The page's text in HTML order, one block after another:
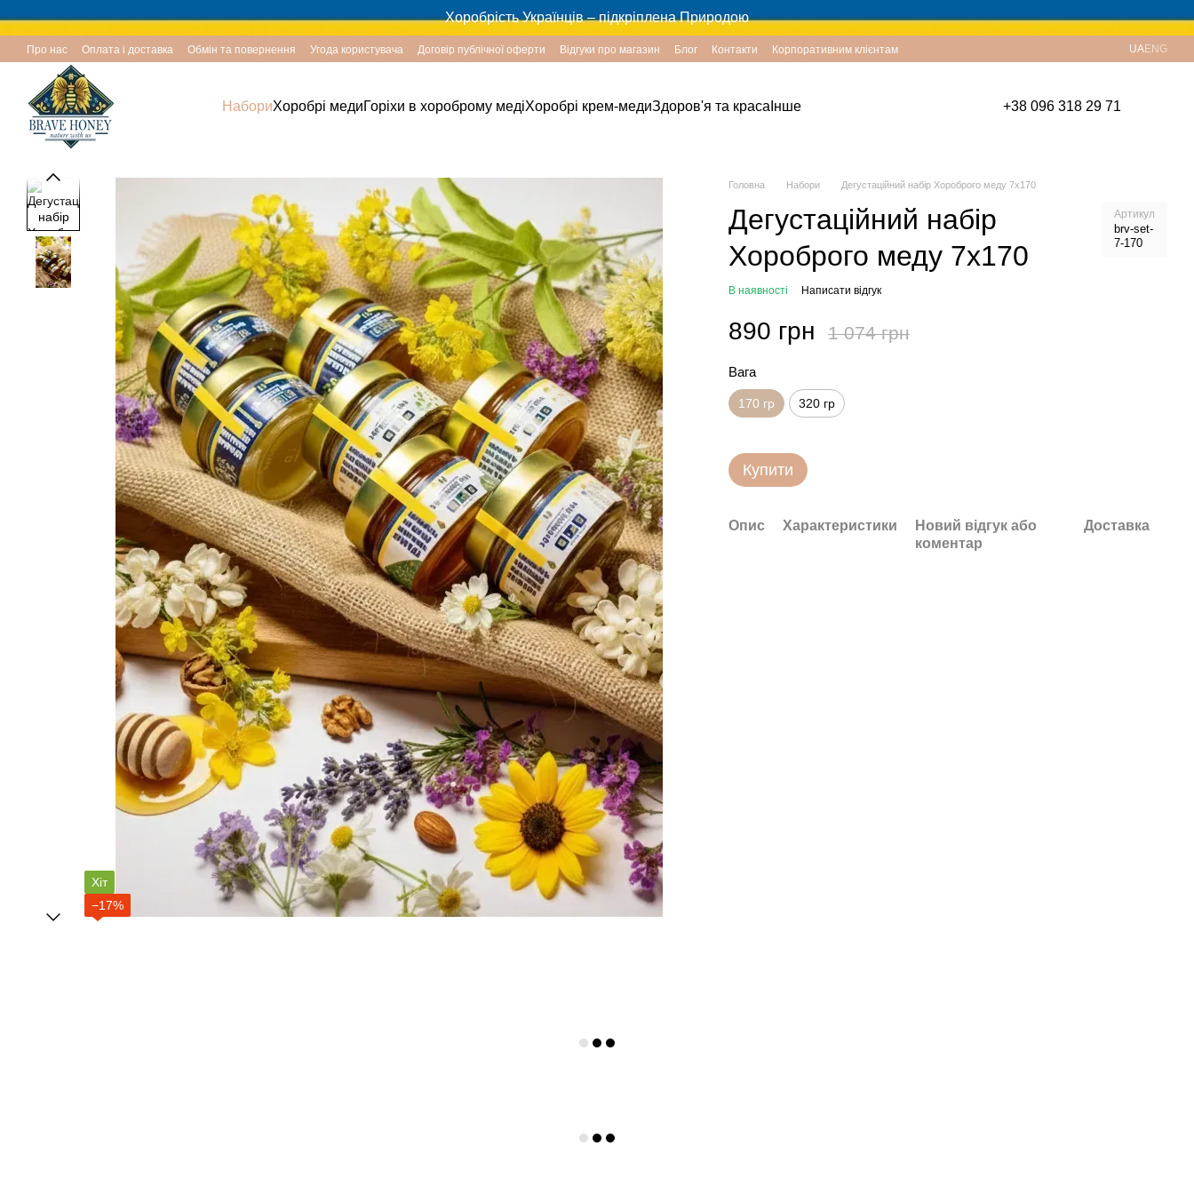
Хоробрість Українців – підкріплена Природою
Про нас Оплата і доставка Обмін та повернення Угода користувача Договір публічної оферти Відгуки про магазин Блог Контакти Корпоративним клієнтам UAENG
НабориХоробрі медиГоріхи в хороброму медіХоробрі крем-медиЗдоров'я та краса Інше +38 096 318 29 71
Хіт
−17%
Головна Набори Дегустаційний набір Хороброго меду 7x170
Дегустаційний набір
Хороброго меду 7x170
Артикул
brv-set-
7-170
В наявності Написати відгук
890 грн 1 074 грн
Вага
170 гр 320 гр
Купити
Опис Характеристики
Новий відгук або
коментар
Доставка